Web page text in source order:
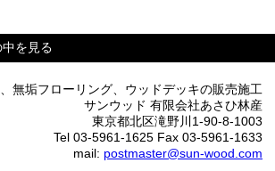
を見る
無垢フローリング、ウッドデッキの販売施工
サンウッド 有限会社あさひ林産
東京都北区滝野川1-90-8-1003
Tel 03-5961-1625 Fax 03-5961-1633
mail: postmaster@sun-wood.com